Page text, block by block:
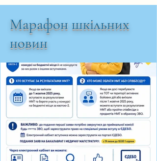
Марафон шкільних
новин